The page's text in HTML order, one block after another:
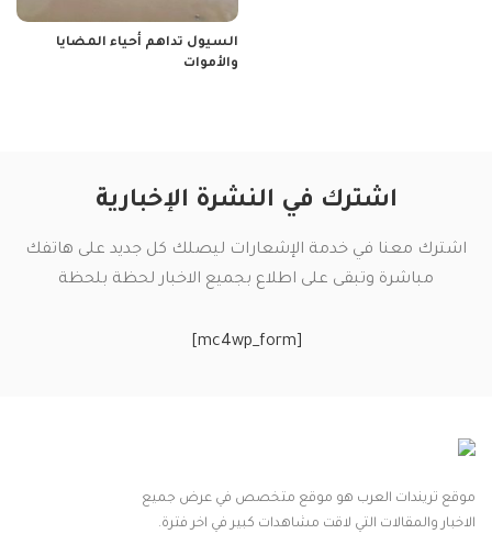
السيول تداهم أحياء المضايا
والأموات
اشترك في النشرة الإخبارية
اشترك معنا في خدمة الإشعارات ليصلك كل جديد على هاتفك
مباشرة وتبقى على اطلاع بجميع الاخبار لحظة بلحظة
[mc4wp_form]
موقع تريندات العرب هو موقع متخصص في عرض جميع
الاخبار والمقالات التي لاقت مشاهدات كبير في اخر فترة.